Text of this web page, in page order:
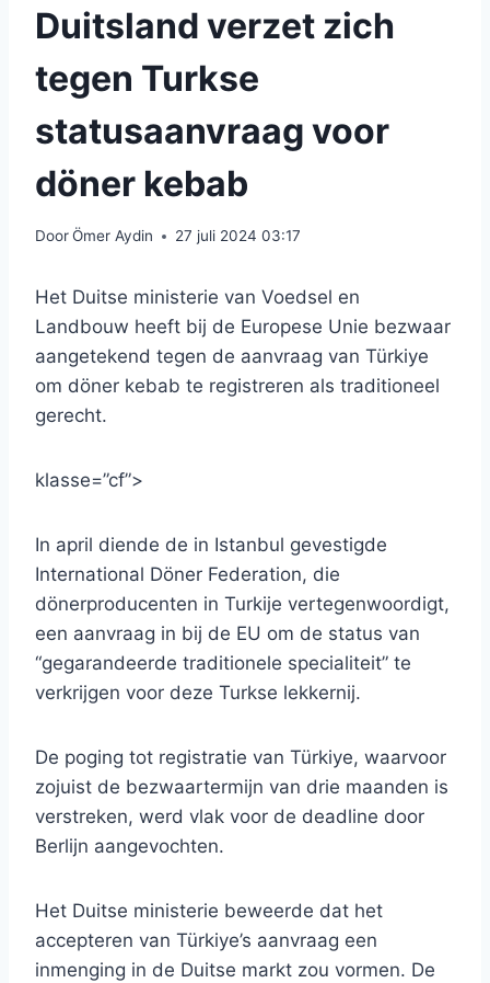
Duitsland verzet zich
tegen Turkse
statusaanvraag voor
döner kebab
DoorÖmer Aydin 27 juli 2024 03:17
Het Duitse ministerie van Voedsel en
Landbouw heeft bij de Europese Unie bezwaar
aangetekend tegen de aanvraag van Türkiye
om döner kebab te registreren als traditioneel
gerecht.
klasse=”cf”>
In april diende de in Istanbul gevestigde
International Döner Federation, die
dönerproducenten in Turkije vertegenwoordigt,
een aanvraag in bij de EU om de status van
“gegarandeerde traditionele specialiteit” te
verkrijgen voor deze Turkse lekkernij.
De poging tot registratie van Türkiye, waarvoor
zojuist de bezwaartermijn van drie maanden is
verstreken, werd vlak voor de deadline door
Berlijn aangevochten.
Het Duitse ministerie beweerde dat het
accepteren van Türkiye’s aanvraag een
inmenging in de Duitse markt zou vormen. De